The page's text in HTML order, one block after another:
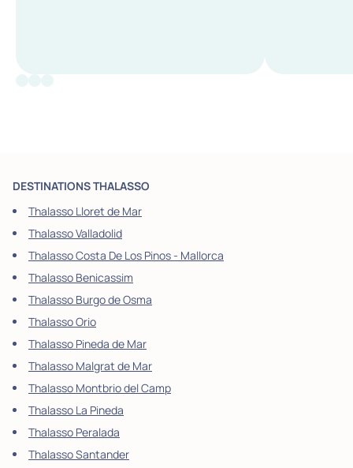
DESTINATIONS THALASSO
Thalasso Lloret de Mar
Thalasso Valladolid
Thalasso Costa De Los Pinos - Mallorca
Thalasso Benicassim
Thalasso Burgo de Osma
Thalasso Orio
Thalasso Pineda de Mar
Thalasso Malgrat de Mar
Thalasso Montbrio del Camp
Thalasso La Pineda
Thalasso Peralada
Thalasso Santander